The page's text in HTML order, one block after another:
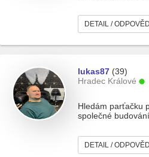
DETAIL /
lukas87 (39)
Hradec Králové
Hledám parťačku
společné
DETAIL /